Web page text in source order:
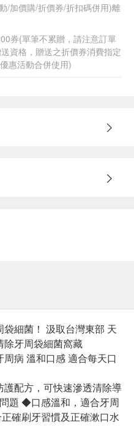
/加價購/折價券/折扣碼併用)離
券(單筆不累贈，請注意訂單
資格，贈送之折價券消費指定
惠活動合併使用)
細菌！ 汲取台灣東部 天
除牙周袋細菌窩藏
病 溫和口感 適合每天口
配方，可快速滲透清除導
題 ◆口感溫和，適合牙周
確刷牙習慣及正確漱口水